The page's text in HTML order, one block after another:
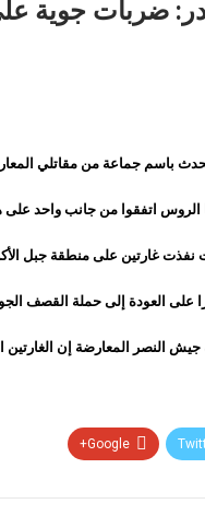
ضربات جوية
باسم جماعة من مقاتلي
لسيطرة المعارضة حيث جرى الاتفاق عن طريق الوساطة لإقامة ”منطقة
نفذت غارتين على منطقة جبل
العودة إلى حملة القصف
المعارضة إن الغارتين
Google+